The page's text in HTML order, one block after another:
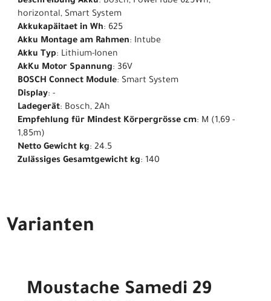
horizontal, Smart System
Akkukapäitaet in Wh: 625
Akku Montage am Rahmen: Intube
Akku Typ: Lithium-Ionen
AkKu Motor Spannung: 36V
BOSCH Connect Module: Smart System
Display: -
Ladegerät: Bosch, 2Ah
Empfehlung für Mindest Körpergrösse cm: M (1,69 -
1,85m)
Netto Gewicht kg: 24.5
Zulässiges Gesamtgewicht kg: 140
Varianten
Moustache Samedi 29